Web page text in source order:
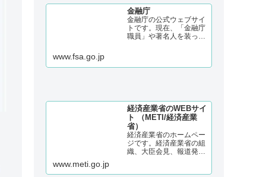
金融庁
金融庁の公式ウェブサイ
トです。現在、「金融庁
職員」や著名人を装った
報道発表、政策・審議会
ます。
www.fsa.go.jp
経済産業省のWEBサイ
ト （METI/経済産業
省）
経済産業省のホームペー
ジです。経済産業省の組
織、大臣会見、報道発
www.meti.go.jp